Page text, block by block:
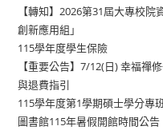
【轉知】2026第31屆大專校
創新應用組」
115學年度學生保險
【重要公告】7/12(日) 幸福禪
與退費指引
115學年度第1學期碩士學分專
圖書館115年暑假開館時間公告